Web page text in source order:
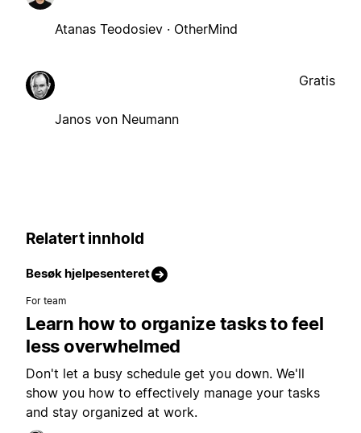
Atanas Teodosiev · OtherMind
Janos von Neumann
Gratis
Relatert innhold
Besøk hjelpesenteret
For team
Learn how to organize tasks to feel
less overwhelmed
Don't let a busy schedule get you down. We'll
show you how to effectively manage your tasks
and stay organized at work.